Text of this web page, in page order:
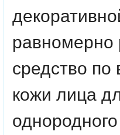
равномерно
средство по
кожи лица